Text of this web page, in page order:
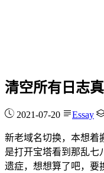
清空所有日志
2021-07-20 Essay
新老域名切换，本想着
是打开宝塔看到那乱七
遗症，想想算了吧，要